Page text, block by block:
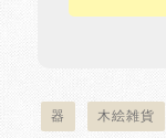
器 木絵雑貨